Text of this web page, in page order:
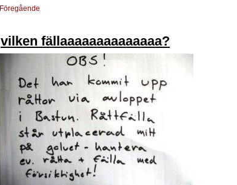
Föregående
vilken fällaaaaaaaaaaaaaa?